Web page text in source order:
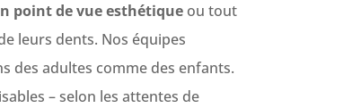
point de vue esthétique ou tout
leurs dents. Nos équipes
des adultes comme des enfants.
– selon les attentes de